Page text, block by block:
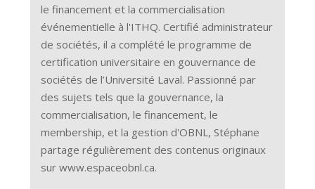
le financement et la commercialisation
événementielle à l'ITHQ. Certifié administrateur
de sociétés, il a complété le programme de
certification universitaire en gouvernance de
sociétés de l’Université Laval. Passionné par
des sujets tels que la gouvernance, la
commercialisation, le financement, le
membership, et la gestion d'OBNL, Stéphane
partage régulièrement des contenus originaux
sur www.espaceobnl.ca.